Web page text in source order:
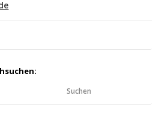
Suchen